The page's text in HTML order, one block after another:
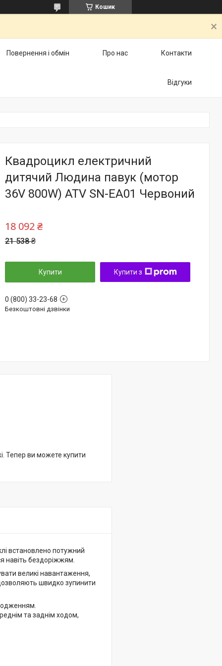
Кошик
Повернення і обмін Про нас Контакти
Відгуки
Квадроцикл електричний
дитячий Людина павук (мотор
36V 800W) ATV SN-EA01 Червоний
21 538 ₴
18 092 ₴
Купити Купити з
0 (800) 33-23-68
Безкоштовні дзвінки
Тепер ви можете купити
встановлено потужний
навіть бездоріжжям.
великі навантаження,
швидко зупинити
та заднім ходом,